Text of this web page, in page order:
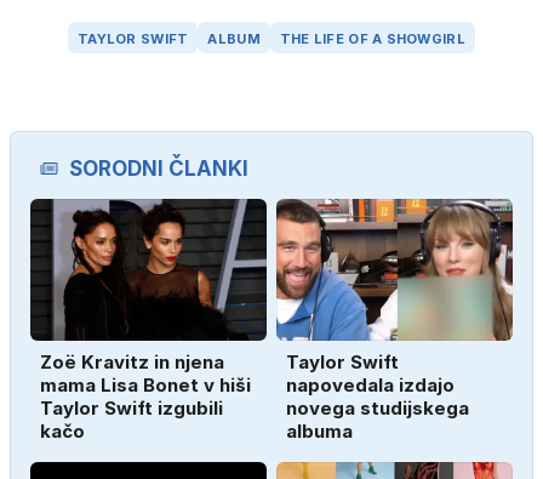
TAYLOR SWIFT ALBUM THE LIFE OF A SHOWGIRL
SORODNI ČLANKI
Zoë Kravitz in njena
mama Lisa Bonet v hiši
Taylor Swift izgubili
kačo
Taylor Swift
napovedala izdajo
novega studijskega
albuma